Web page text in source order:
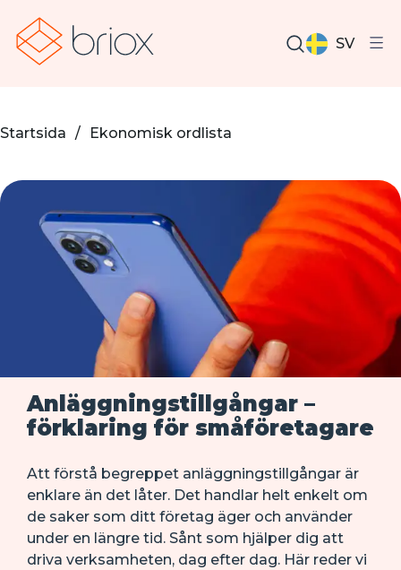
SV
Startsida / Ekonomisk ordlista
Anläggningstillgångar –
förklaring för småföretagare
Att förstå begreppet anläggningstillgångar är
enklare än det låter. Det handlar helt enkelt om
de saker som ditt företag äger och använder
under en längre tid. Sånt som hjälper dig att
driva verksamheten, dag efter dag. Här reder vi